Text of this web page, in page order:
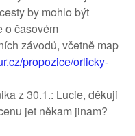
by mohlo být
o časovém
závodů, včetně map
propozice/orlicky-
z 30.1.: Lucie, děkuji
jet někam jinam?